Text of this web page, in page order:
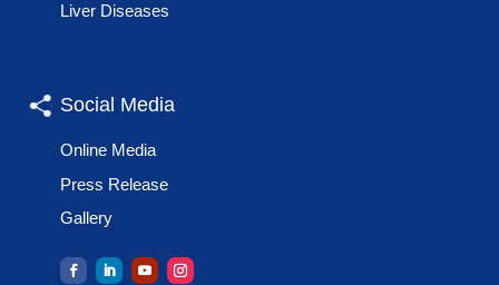
Liver Diseases
Social Media
Online Media
Press Release
Gallery